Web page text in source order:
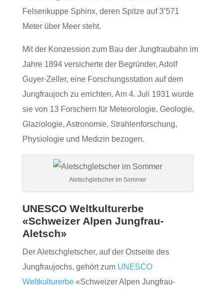
Felsenkuppe Sphinx, deren Spitze auf 3’571
Meter über Meer steht.
Mit der Konzession zum Bau der Jungfraubahn im
Jahre 1894 versicherte der Begründer, Adolf
Guyer-Zeller, eine Forschungsstation auf dem
Jungfraujoch zu errichten. Am 4. Juli 1931 wurde
sie von 13 Forschern für Meteorologie, Geologie,
Glaziologie, Astronomie, Strahlenforschung,
Physiologie und Medizin bezogen.
Aletschgletscher im Sommer
UNESCO Weltkulturerbe
«Schweizer Alpen Jungfrau-
Aletsch»
Der Aletschgletscher, auf der Ostseite des
Jungfraujochs, gehört zum UNESCO
Weltkulturerbe«Schweizer Alpen Jungfrau-